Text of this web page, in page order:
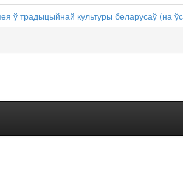
ў традыцыйнай культуры беларусаў (на